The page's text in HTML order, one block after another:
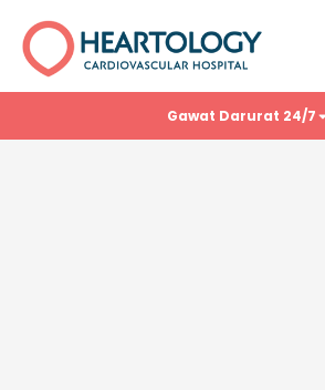
Gawat Darurat 24/7